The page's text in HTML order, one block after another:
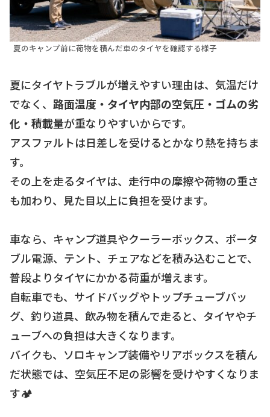
夏のキャンプ前に荷物を積んだ車のタイヤを確認する様子
夏にタイヤトラブルが増えやすい理由は、気温だけ
でなく、 路面温度・タイヤ内部の空気圧・ゴムの劣
化・積載量が重なりやすいからです。
アスファルトは日差しを受けるとかなり熱を持ちま
す。
その上を走るタイヤは、走行中の摩擦や荷物の重さ
も加わり、見た目以上に負担を受けます。
車なら、キャンプ道具やクーラーボックス、ポータ
ブル電源、テント、チェアなどを積み込むことで、
普段よりタイヤにかかる荷重が増えます。
自転車でも、サイドバッグやトップチューブバッ
グ、釣り道具、飲み物を積んで走ると、タイヤやチ
ューブへの負担は大きくなります。
バイクも、ソロキャンプ装備やリアボックスを積ん
だ状態では、空気圧不足の影響を受けやすくなりま
す🏕️